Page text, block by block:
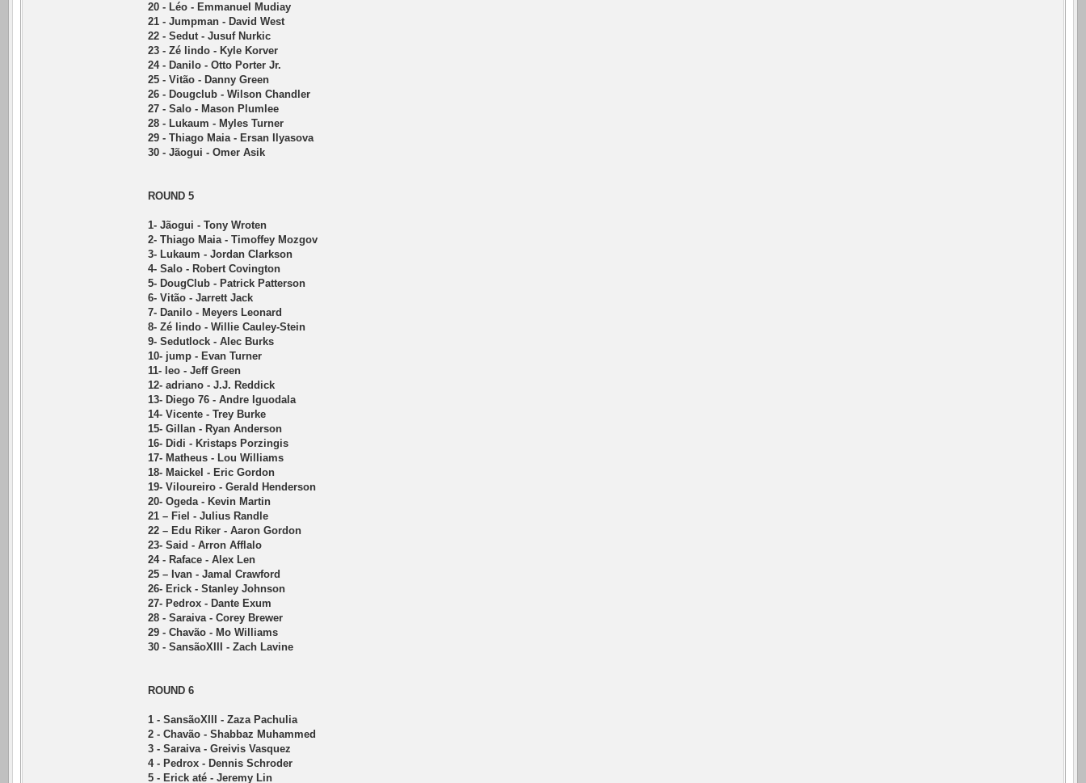
20 - Léo - Emmanuel Mudiay
21 - Jumpman - David West
22 - Sedut - Jusuf Nurkic
23 - Zé lindo - Kyle Korver
24 - Danilo - Otto Porter Jr.
25 - Vitão - Danny Green
26 - Dougclub - Wilson Chandler
27 - Salo - Mason Plumlee
28 - Lukaum - Myles Turner
29 - Thiago Maia - Ersan Ilyasova
30 - Jãogui - Omer Asik
ROUND 5
1- Jãogui - Tony Wroten
2- Thiago Maia - Timoffey Mozgov
3- Lukaum - Jordan Clarkson
4- Salo - Robert Covington
5- DougClub - Patrick Patterson
6- Vitão - Jarrett Jack
7- Danilo - Meyers Leonard
8- Zé lindo - Willie Cauley-Stein
9- Sedutlock - Alec Burks
10- jump - Evan Turner
11- leo - Jeff Green
12- adriano - J.J. Reddick
13- Diego 76 - Andre Iguodala
14- Vicente - Trey Burke
15- Gillan - Ryan Anderson
16- Didi - Kristaps Porzingis
17- Matheus - Lou Williams
18- Maickel - Eric Gordon
19- Viloureiro - Gerald Henderson
20- Ogeda - Kevin Martin
21 – Fiel - Julius Randle
22 – Edu Riker - Aaron Gordon
23- Said - Arron Afflalo
24 - Raface - Alex Len
25 – Ivan - Jamal Crawford
26- Erick - Stanley Johnson
27- Pedrox - Dante Exum
28 - Saraiva - Corey Brewer
29 - Chavão - Mo Williams
30 - SansãoXIII - Zach Lavine
ROUND 6
1 - SansãoXIII - Zaza Pachulia
2 - Chavão - Shabbaz Muhammed
3 - Saraiva - Greivis Vasquez
4 - Pedrox - Dennis Schroder
5 - Erick até - Jeremy Lin